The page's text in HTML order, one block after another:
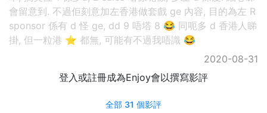
會留意到. 不過佢刻意加左香港做套戲 ge 內容, 目的為左 R
sponsor 係有 d 怪 ge, dd 9 唔塔 8 😂 同呃多 d 香港人睇
掛, 但一粒港 ⭐️ 都無, 可能有不過我唔識 😂
2020-08-31
登入或註冊成為Enjoy會以撰寫影評
全部 31 個影評